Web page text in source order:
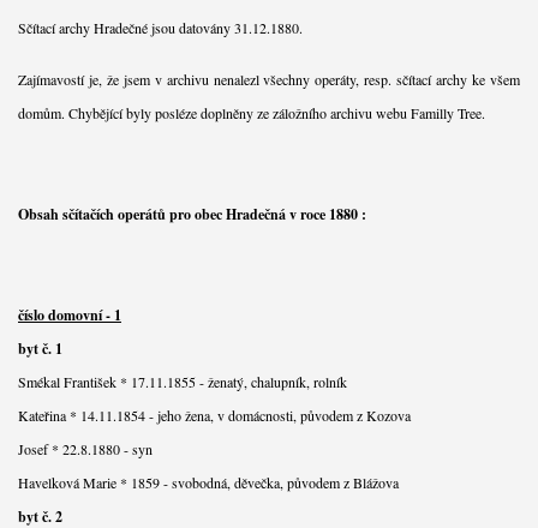
Sčítací archy Hradečné jsou datovány 31.12.1880.
Zajímavostí je, že jsem v archivu nenalezl všechny operáty, resp. sčítací archy ke všem
domům. Chybějící byly posléze doplněny ze záložního archivu webu Familly Tree.
Obsah sčítačích operátů pro obec Hradečná v roce 1880 :
číslo domovní - 1
byt č. 1
Smékal František * 17.11.1855 - ženatý, chalupník, rolník
Kateřina * 14.11.1854 - jeho žena, v domácnosti, původem z Kozova
Josef * 22.8.1880 - syn
Havelková Marie * 1859 - svobodná, děvečka, původem z Blážova
byt č. 2